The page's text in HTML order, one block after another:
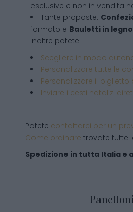
esclusive e non in vendita
Tante proposte:
formato e Bauletti in legno
Inoltre potete:
Scegliere in modo
Personalizzare tutte le
Personalizzare il biglietto
Inviare i cesti natalizi
Potete contattarci per un
Come ordinare trovate tutte
Spedizione in tutta Italia e
Panettoni